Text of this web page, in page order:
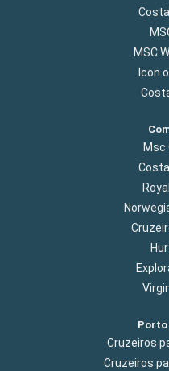
MSC
Icon
Msc
Porto
Cruzeiros
Cruzeiros